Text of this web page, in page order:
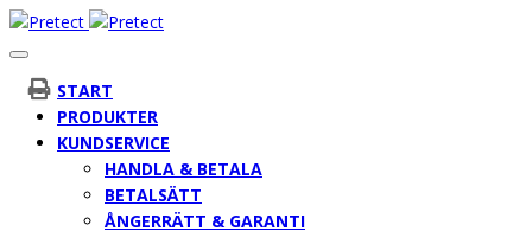
START
PRODUKTER
KUNDSERVICE
HANDLA & BETALA
BETALSÄTT
ÅNGERRÄTT & GARANTI